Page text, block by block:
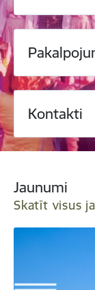
Kontakti
Jaunumi
Skatīt visus